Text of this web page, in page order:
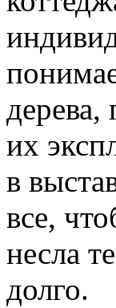
дерева,
их
в
все,
несла
долго.